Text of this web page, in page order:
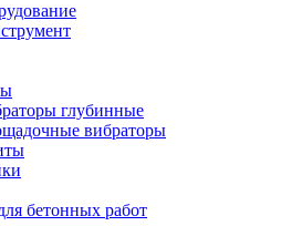
глубинные
вибраторы
бетонных работ